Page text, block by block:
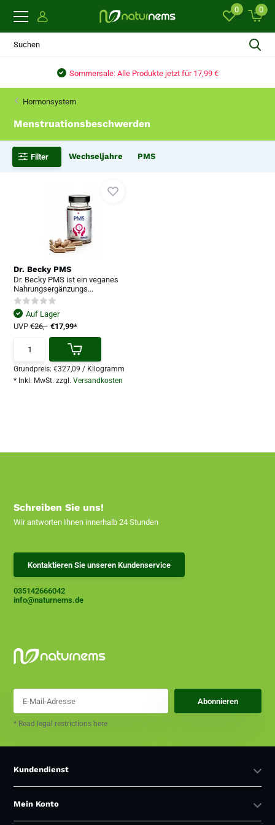
0 0
Sommersale: Alle Produkte jetzt für 17,99 €
Hormonsystem
Menstruationsbeschwerden
Filter Wechseljahre PMS
Dr. Becky PMS
Dr. Becky PMS ist ein veganes
Nahrungsergänzungs...
Auf Lager
UVP€26,- €17,99*
Grundpreis:€327,09 / Kilogramm
* Inkl. MwSt. zzgl.Versandkosten
Schreiben Sie uns!
Wir antworten Ihnen innerhalb 24 Stunden
Kontaktieren Sie unseren Kundenservice
035142666042
info@naturnems.de
Abonnieren
* Read legal restrictions here
Kundendienst
Mein Konto